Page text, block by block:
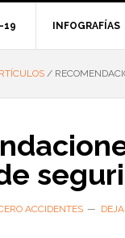
19 INFOGRAFÍAS
/
ACCIDENTES